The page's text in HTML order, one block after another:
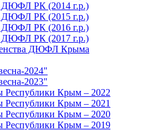
ДЮФЛ РК (2014 г.р.)
ДЮФЛ РК (2015 г.р.)
ДЮФЛ РК (2016 г.р.)
ДЮФЛ РК (2017 г.р.)
ДЮФЛ Крыма
2024"
2023"
Республики Крым – 2022
Республики Крым – 2021
Республики Крым – 2020
Республики Крым – 2019